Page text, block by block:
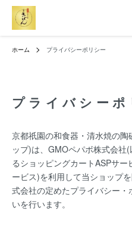
ホーム プライバシーポリシー
プライバシーポ
京都祇園の和食器・清水焼の
ップ)は、 GMOペパボ株式会社(
るショッピングカートASPサ
ービス)を利用して当ショップ
式会社の定めたプライバシー・
いを行います。